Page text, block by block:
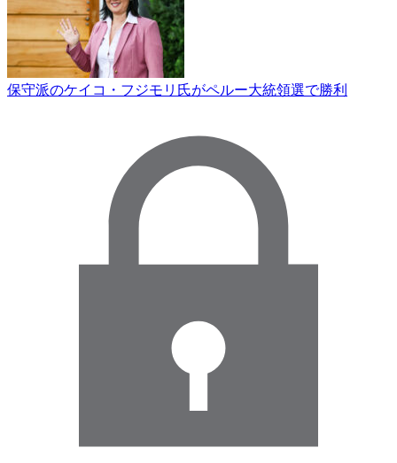
保守派のケイコ・フジモリ氏がペルー大統領選で勝利